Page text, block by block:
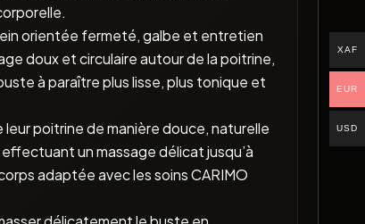
orientée fermeté, galbe et entretien
doux et circulaire autour de la poitrine,
à paraître plus lisse, plus tonique et
poitrine de manière douce, naturelle
un massage délicat jusqu’à
adaptée avec les soins CARIMO
XAF
EUR
USD